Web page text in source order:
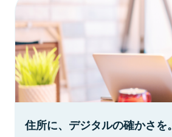
住所に、デジタルの確かさを。